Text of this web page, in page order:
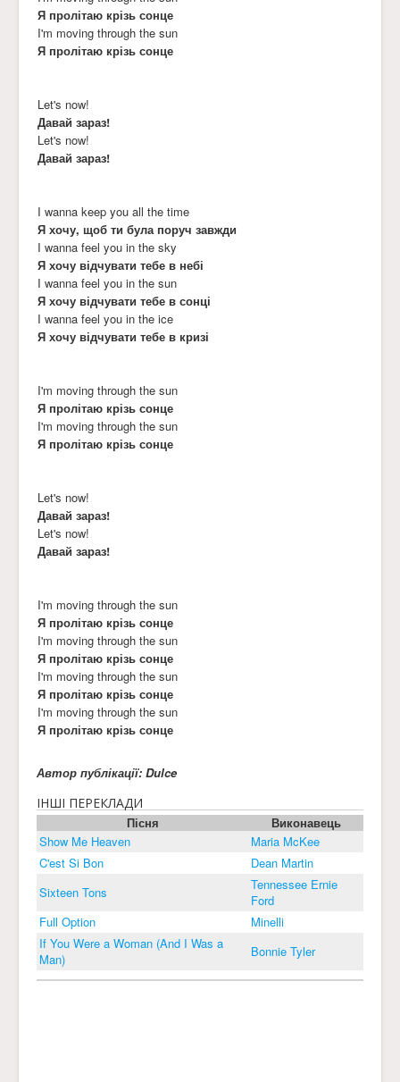
Я пролітаю крізь сонце
I'm moving through the sun
Я пролітаю крізь сонце
Let's now!
Давай зараз!
Let's now!
Давай зараз!
I wanna keep you all the time
Я хочу, щоб ти була поруч завжди
I wanna feel you in the sky
Я хочу відчувати тебе в небі
I wanna feel you in the sun
Я хочу відчувати тебе в сонці
I wanna feel you in the ice
Я хочу відчувати тебе в кризі
I'm moving through the sun
Я пролітаю крізь сонце
I'm moving through the sun
Я пролітаю крізь сонце
Let's now!
Давай зараз!
Let's now!
Давай зараз!
I'm moving through the sun
Я пролітаю крізь сонце
I'm moving through the sun
Я пролітаю крізь сонце
I'm moving through the sun
Я пролітаю крізь сонце
I'm moving through the sun
Я пролітаю крізь сонце
Автор публікації: Dulce
ІНШІ ПЕРЕКЛАДИ
Пісня
Виконавець
Show Me Heaven
Maria McKee
C'est Si Bon
Dean Martin
Sixteen Tons
Tennessee Ernie
Ford
Full Option
Minelli
If You Were a Woman (And I Was a
Man)
Bonnie Tyler